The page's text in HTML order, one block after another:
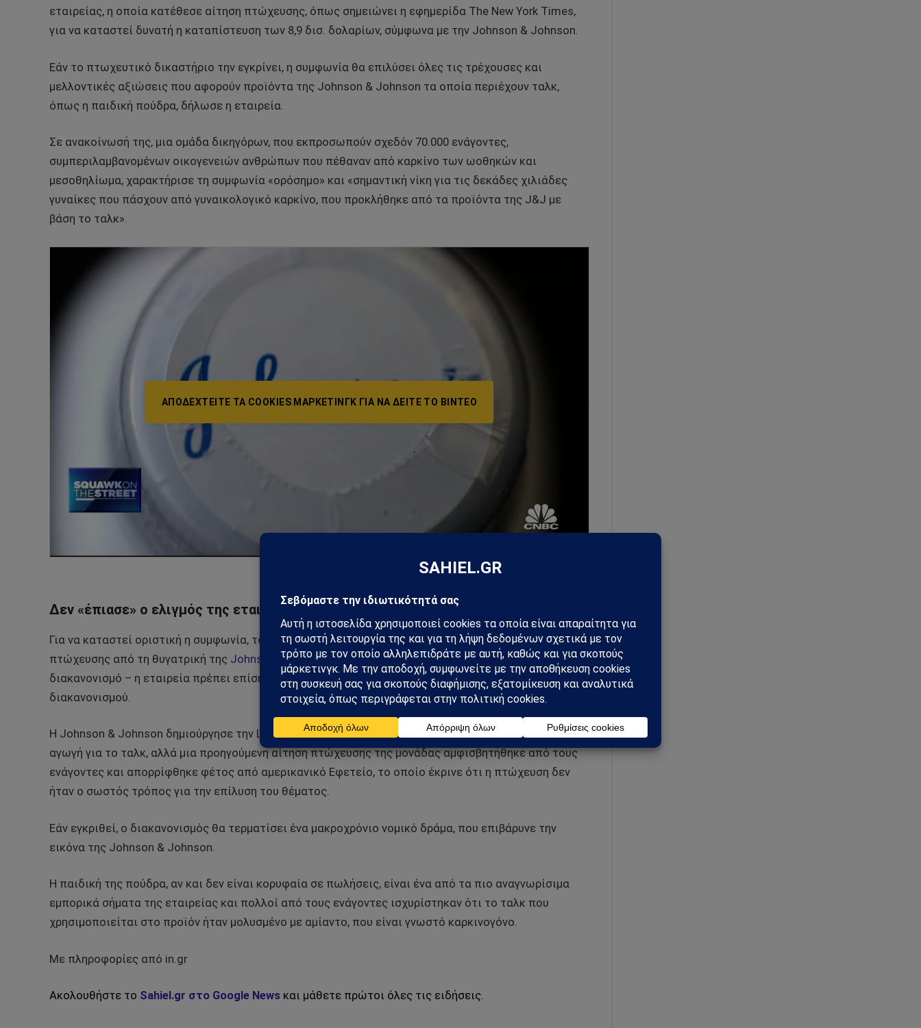
εταιρείας, η οποία κατέθεσε αίτηση πτώχευσης, όπως σημειώνει η εφημερίδα The New York Times,
για να καταστεί δυνατή η καταπίστευση των 8,9 δισ. δολαρίων, σύμφωνα με την Johnson & Johnson.
Εάν το πτωχευτικό δικαστήριο την εγκρίνει, η συμφωνία θα επιλύσει όλες τις τρέχουσες και
μελλοντικές αξιώσεις που αφορούν προϊόντα της Johnson & Johnson τα οποία περιέχουν ταλκ,
όπως η παιδική πούδρα, δήλωσε η εταιρεία.
Σε ανακοίνωσή της, μια ομάδα δικηγόρων, που εκπροσωπούν σχεδόν 70.000 ενάγοντες,
συμπεριλαμβανομένων οικογενειών ανθρώπων που πέθαναν από καρκίνο των ωοθηκών και
μεσοθηλίωμα, χαρακτήρισε τη συμφωνία «ορόσημο» και «σημαντική νίκη για τις δεκάδες χιλιάδες
γυναίκες που πάσχουν από γυναικολογικό καρκίνο, που προκλήθηκε από τα προϊόντα της J&J με
βάση το ταλκ».
ΑΠΟΔΕΧΤΕΊΤΕ ΤΑ COOKIES ΜΆΡΚΕΤΙΝΓΚ ΓΙΑ ΝΑ ΔΕΊΤΕ ΤΟ ΒΙΝΤΕΟ
Δεν «έπιασε» ο ελιγμός της εταιρείας για να αποφύγει την αποζημίωση
Για να καταστεί οριστική η συμφωνία, το δικαστήριο θα πρέπει πρώτα να αποδεχθεί μια νέα αίτηση
πτώχευσης από τη θυγατρική της Johnson & Johnson, την LTL Management, και τον ίδιο τον
διακανονισμό – η εταιρεία πρέπει επίσης να πείσει αρκετούς ενάγοντες να υποστηρίξουν το σχέδιο
διακανονισμού.
Η Johnson & Johnson δημιούργησε την LTL το 2021, σε έναν ελιγμό για να προστατευθεί από την
αγωγή για το ταλκ, αλλά μια προηγούμενη αίτηση πτώχευσης της μονάδας αμφισβητήθηκε από τους
ενάγοντες και απορρίφθηκε φέτος από αμερικανικό Εφετείο, το οποίο έκρινε ότι η πτώχευση δεν
ήταν ο σωστός τρόπος για την επίλυση του θέματος.
Εάν εγκριθεί, ο διακανονισμός θα τερματίσει ένα μακροχρόνιο νομικό δράμα, που επιβάρυνε την
εικόνα της Johnson & Johnson.
Η παιδική της πούδρα, αν και δεν είναι κορυφαία σε πωλήσεις, είναι ένα από τα πιο αναγνωρίσιμα
εμπορικά σήματα της εταιρείας και πολλοί από τους ενάγοντες ισχυρίστηκαν ότι το ταλκ που
χρησιμοποιείται στο προϊόν ήταν μολυσμένο με αμίαντο, που είναι γνωστό καρκινογόνο.
Με πληροφορίες από in.gr
Ακολουθήστε το Sahiel.gr στο Google News και μάθετε πρώτοι όλες τις ειδήσεις.